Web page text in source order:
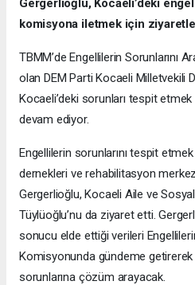
Gergerlioğlu, Kocaeli’deki
komisyona iletmek için
TBMM’de Engellilerin Sorunlarını
olan DEM Parti Kocaeli Milletvekili
Kocaeli’deki sorunları tespit
devam ediyor.
Engellilerin sorunlarını tespit
dernekleri ve rehabilitasyon
Gergerlioğlu, Kocaeli Aile ve
Tüylüoğlu’nu da ziyaret etti.
sonucu elde ettiği verileri
Komisyonunda gündeme getirerek
sorunlarına çözüm arayacak.